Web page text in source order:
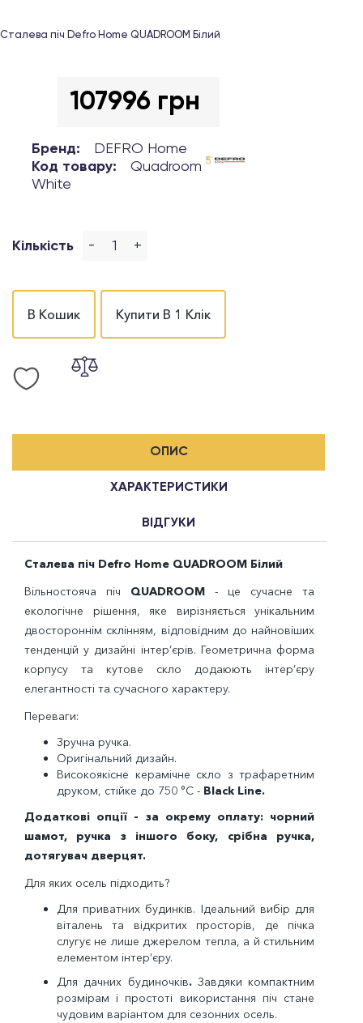
Сталева піч Defro Home QUADROOM Білий
107996 грн
Бренд:
DEFRO Home
Код товару:
Quadroom
White
Кількість - +
В Кошик Купити В 1 Клік
ОПИС
ХАРАКТЕРИСТИКИ
ВІДГУКИ
Сталева піч Defro Home QUADROOM Білий
Вільностояча піч QUADROOM - це сучасне та
екологічне рішення, яке вирізняється унікальним
двостороннім склінням, відповідним до найновіших
тенденцій у дизайні інтер’єрів. Геометрична форма
корпусу та кутове скло додаюють інтер’єру
елегантності та сучасного характеру.
Переваги:
Зручна ручка.
Оригінальний дизайн.
Високоякісне керамічне скло з трафаретним
друком, стійке до 750 °C - Black Line.
Додаткові опції - за окрему оплату: чорний
шамот, ручка з іншого боку, срібна ручка,
дотягувач дверцят.
Для яких осель підходить?
Для приватних будинків. Ідеальний вибір для
віталень та відкритих просторів, де пічка
слугує не лише джерелом тепла, а й стильним
елементом інтер’єру.
Для дачних будиночків. Завдяки компактним
розмірам і простоті використання піч стане
чудовим варіантом для сезонних осель.